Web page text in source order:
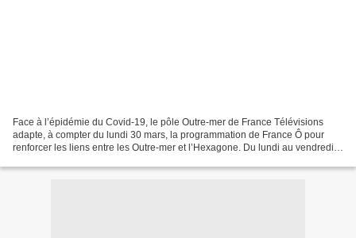
Face à l’épidémie du Covid-19, le pôle Outre-mer de France Télévisions
adapte, à compter du lundi 30 mars, la programmation de France Ô pour
renforcer les liens entre les Outre-mer et l’Hexagone. Du lundi au vendredi à